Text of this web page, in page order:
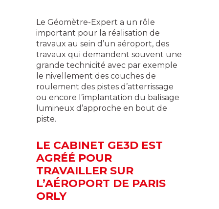
Le Géomètre-Expert a un rôle
important pour la réalisation de
travaux au sein d’un aéroport, des
travaux qui demandent souvent une
grande technicité avec par exemple
le nivellement des couches de
roulement des pistes d’atterrissage
ou encore l’implantation du balisage
lumineux d’approche en bout de
piste.
LE CABINET GE3D EST
AGRÉÉ POUR
TRAVAILLER SUR
L’AÉROPORT DE PARIS
ORLY